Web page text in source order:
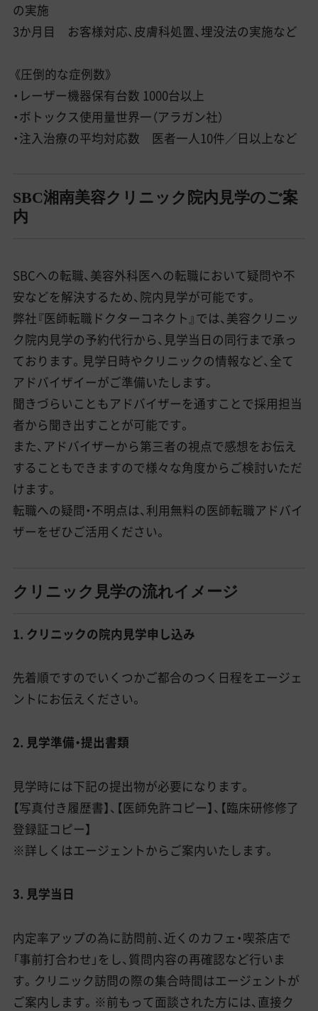
の実施
3か月目 お客様対応、皮膚科処置、埋没法の実施など
《圧倒的な症例数》
・レーザー機器保有台数 1000台以上
・ボトックス使用量世界一（アラガン社）
・注入治療の平均対応数 医者一人10件／日以上など
SBC湘南美容クリニック院内見学のご案
内
SBCへの転職、美容外科医への転職において疑問や不
安などを解決するため、院内見学が可能です。
弊社『医師転職ドクターコネクト』では、美容クリニッ
ク院内見学の予約代行から、見学当日の同行まで承っ
ております。見学日時やクリニックの情報など、全て
アドバイザイーがご準備いたします。
聞きづらいこともアドバイザーを通すことで採用担当
者から聞き出すことが可能です。
また、アドバイザーから第三者の視点で感想をお伝え
することもできますので様々な角度からご検討いただ
けます。
転職への疑問・不明点は、利用無料の医師転職アドバイ
ザーをぜひご活用ください。
クリニック見学の流れイメージ
1. クリニックの院内見学申し込み
先着順ですのでいくつかご都合のつく日程をエージェ
ントにお伝えください。
2. 見学準備・提出書類
見学時には下記の提出物が必要になります。
【写真付き履歴書】、【医師免許コピー】、【臨床研修修了
登録証コピー】
※詳しくはエージェントからご案内いたします。
3. 見学当日
内定率アップの為に訪問前、近くのカフェ・喫茶店で
「事前打合わせ」をし、質問内容の再確認など行いま
す。クリニック訪問の際の集合時間はエージェントが
ご案内します。※前もって面談された方には、直接ク